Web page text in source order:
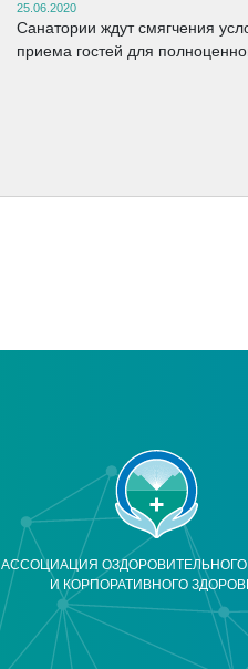
25.06.2020
Санатории ждут смягчения
приема гостей для
АССОЦИАЦИЯ ОЗДОРОВИТЕЛЬНОГО
И КОРПОРАТИВНОГО